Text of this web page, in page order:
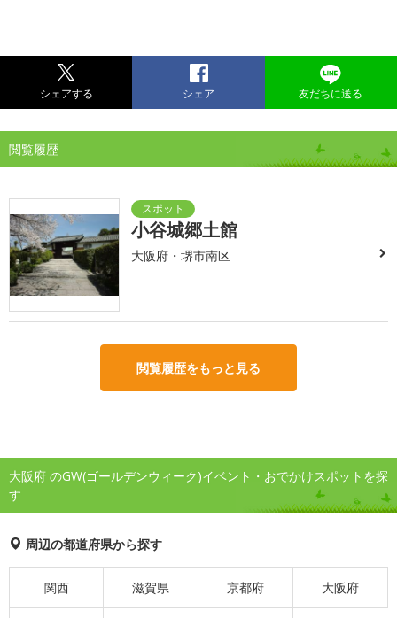
シェアする シェア 友だちに送る
閲覧履歴
小谷城郷土館
大阪府・堺市南区
閲覧履歴をもっと見る
大阪府 のGW(ゴールデンウィーク)イベント・おでかけスポットを探
す
周辺の都道府県から探す
関西 滋賀県 京都府 大阪府